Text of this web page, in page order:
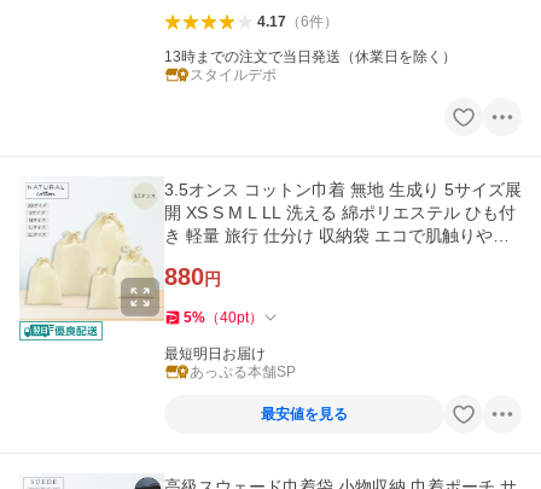
4.17（6件）
13時までの注文で当日発送（休業日を除く）
スタイルデポ
3.5オンス コットン巾着 無地 生成り 5サイズ展
開 XS S M L LL 洗える 綿ポリエステル ひも付
き 軽量 旅行 仕分け 収納袋 エコで肌触りやさ
880円
5% （40pt）
最短明日お届け
あっぷる本舗SP
最安値を見る